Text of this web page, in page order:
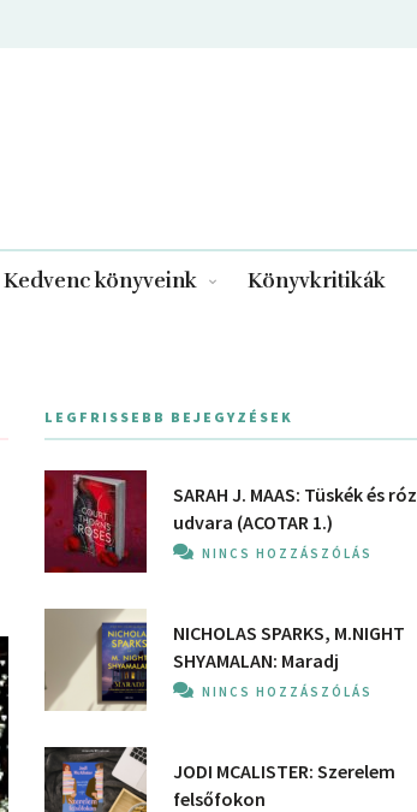
Kedvenc könyveink Könyvkritikák
LEGFRISSEBB BEJEGYZÉSEK
SARAH J. MAAS: Tüskék és
udvara (ACOTAR 1.)
NINCS HOZZÁSZÓLÁS
NICHOLAS SPARKS, M.NIGHT
SHYAMALAN: Maradj
NINCS HOZZÁSZÓLÁS
JODI MCALISTER: Szerelem
felsőfokon